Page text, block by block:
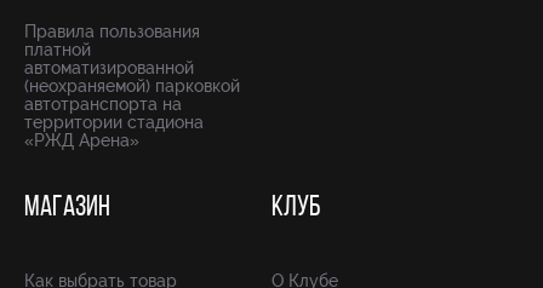
Правила пользования
платной
автоматизированной
(неохраняемой) парковкой
автотранспорта на
территории стадиона
«РЖД Арена»
МАГАЗИН
Как выбрать товар
КЛУБ
О Клубе